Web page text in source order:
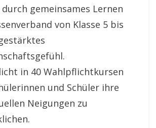
gemeinsames Lernen
von Klasse 5 bis
in 40 Wahlpflichtkursen
und Schüler ihre
Neigungen zu